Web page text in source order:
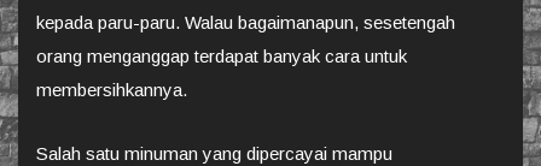
kepada paru-paru. Walau bagaimanapun, sesetengah
orang menganggap terdapat banyak cara untuk
membersihkannya.
Salah satu minuman yang dipercayai mampu